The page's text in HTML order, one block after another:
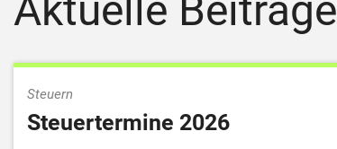
Aktuelle Beiträge
Steuern
Steuertermine 2026